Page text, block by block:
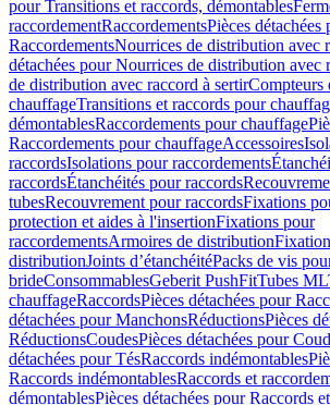
pour Transitions et raccords, démontables
raccordementRaccordementsPièces détachées
RaccordementsNourrices de distribution avec
détachées pour Nourrices de distribution avec
de distribution avec raccord à sertirCompteurs
chauffageTransitions et raccords pour
démontablesRaccordements pour chauffage
Raccordements pour chauffageAccessoires
raccordsIsolations pour raccordements
raccordsÉtanchéités pour raccords
tubesRecouvrement pour raccordsFixations
protection et aides à l'insertionFixations pour
raccordementsArmoires de distribution
distributionJoints d’étanchéitéPacks de vis
brideConsommablesGeberit PushFitTubes ML
chauffageRaccordsPièces détachées pour
détachées pour ManchonsRéductionsPièces
RéductionsCoudesPièces détachées pour
détachées pour TésRaccords indémontables
Raccords indémontablesRaccords et
démontablesPièces détachées pour Raccords